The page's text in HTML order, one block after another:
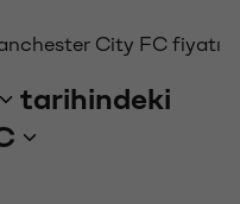
City FC fiyatı
tarihindeki